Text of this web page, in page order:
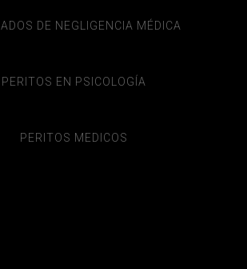
DE NEGLIGENCIA MÉDICA
PERITOS EN PSICOLOGÍA
PERITOS MEDICOS